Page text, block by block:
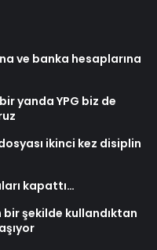
ve banka hesaplarına
yanda YPG biz de
ikinci kez disiplin
kapattı…
bir şekilde kullandıktan